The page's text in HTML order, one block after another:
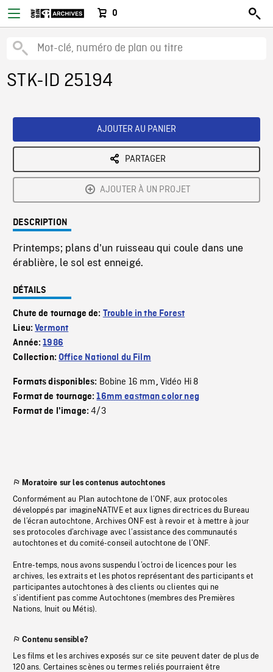
0
STK-ID 25194
AJOUTER AU PANIER
PARTAGER
AJOUTER À UN PROJET
DESCRIPTION
Printemps; plans d'un ruisseau qui coule dans une
érablière, le sol est enneigé.
DÉTAILS
Chute de tournage de: Trouble in the Forest
Lieu:Vermont
Année:1986
Collection:Office National du Film
Formats disponibles: Bobine 16 mm, Vidéo Hi 8
Format de tournage:16mm eastman color neg
Format de l'image:4/3
Moratoire sur les contenus autochtones
Conformément au Plan autochtone de l’ONF, aux protocoles
développés par imagineNATIVE et aux lignes directrices du Bureau
de l’écran autochtone, Archives ONF est à revoir et à mettre à jour
ses protocoles d’archivage avec l’assistance des communautés
autochtones et du comité-conseil autochtone de l’ONF.
Entre-temps, nous avons suspendu l’octroi de licences pour les
archives, les extraits et les photos représentant des participants et
participantes autochtones à des clients ou clientes qui ne
s’identifient pas comme Autochtones (membres des Premières
Nations, Inuit ou Métis).
Contenu sensible?
Les films et les archives exposés sur ce site peuvent dater de plus de
120 ans. Certaines scènes ou termes reliés pourraient être